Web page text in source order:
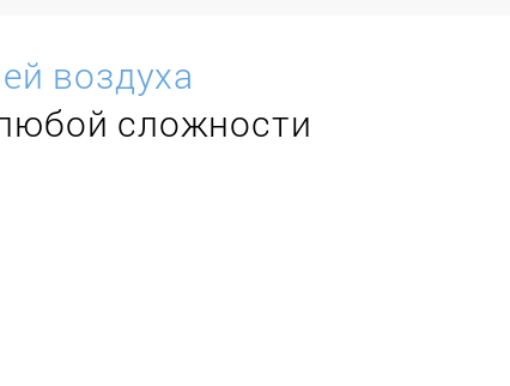
воздуха
сложности